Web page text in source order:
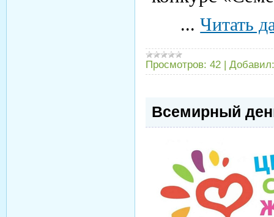
...Читать
Просмотров: 42 | Добавил:
Всемирный